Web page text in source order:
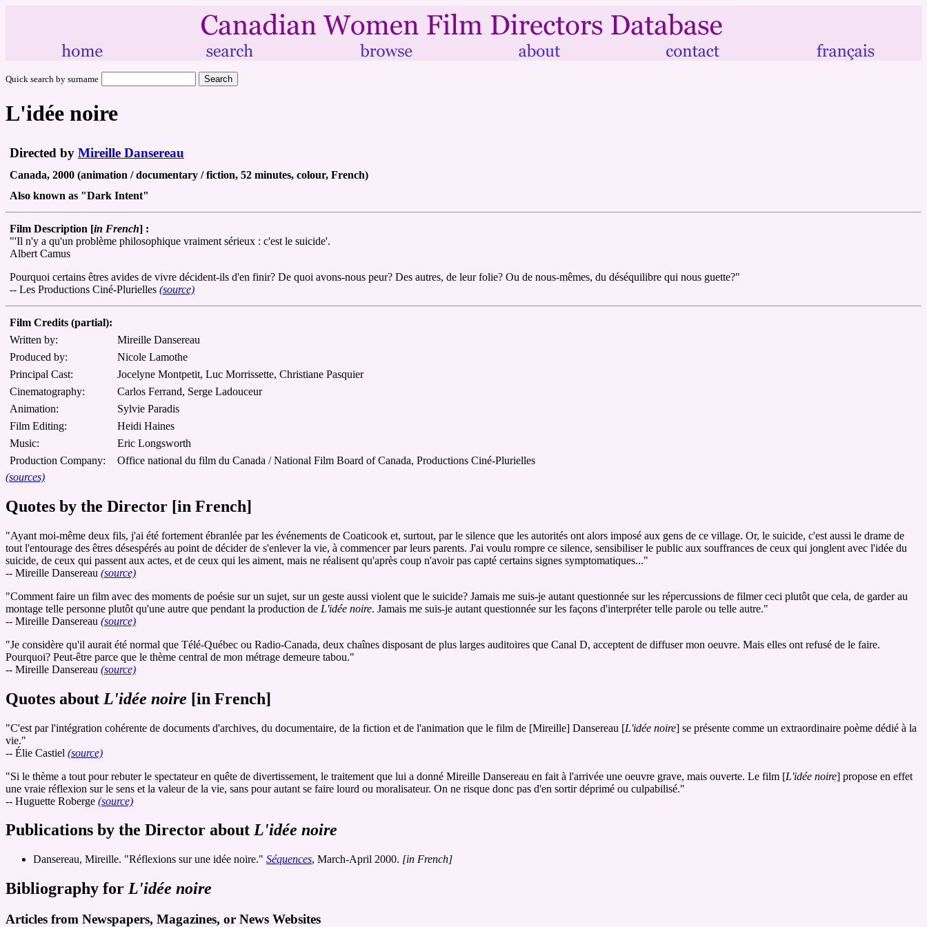
Quick search by surname
L'idée noire
Directed by Mireille Dansereau
Canada, 2000 (animation / documentary / fiction, 52 minutes, colour, French)
Also known as "Dark Intent"
Film Description [in French] :
"'Il n'y a qu'un problème philosophique vraiment sérieux : c'est le suicide'.
Albert Camus
Pourquoi certains êtres avides de vivre décident-ils d'en finir? De quoi avons-nous peur? Des autres, de leur folie? Ou de nous-mêmes, du déséquilibre qui nous guette?"
-- Les Productions Ciné-Plurielles (source)
Film Credits (partial):
Written by:
Mireille Dansereau
Produced by:
Nicole Lamothe
Principal Cast:
Jocelyne Montpetit, Luc Morrissette, Christiane Pasquier
Cinematography:
Carlos Ferrand, Serge Ladouceur
Animation:
Sylvie Paradis
Film Editing:
Heidi Haines
Music:
Eric Longsworth
Production Company:
Office national du film du Canada / National Film Board of Canada, Productions Ciné-Plurielles
(sources)
Quotes by the Director [in French]
"Ayant moi-même deux fils, j'ai été fortement ébranlée par les événements de Coaticook et, surtout, par le silence que les autorités ont alors imposé aux gens de ce village. Or, le suicide, c'est aussi le drame de
tout l'entourage des êtres désespérés au point de décider de s'enlever la vie, à commencer par leurs parents. J'ai voulu rompre ce silence, sensibiliser le public aux souffrances de ceux qui jonglent avec l'idée du
suicide, de ceux qui passent aux actes, et de ceux qui les aiment, mais ne réalisent qu'après coup n'avoir pas capté certains signes symptomatiques..."
-- Mireille Dansereau (source)
"Comment faire un film avec des moments de poésie sur un sujet, sur un geste aussi violent que le suicide? Jamais me suis-je autant questionnée sur les répercussions de filmer ceci plutôt que cela, de garder au
montage telle personne plutôt qu'une autre que pendant la production de L'idée noire. Jamais me suis-je autant questionnée sur les façons d'interpréter telle parole ou telle autre."
-- Mireille Dansereau (source)
"Je considère qu'il aurait été normal que Télé-Québec ou Radio-Canada, deux chaînes disposant de plus larges auditoires que Canal D, acceptent de diffuser mon oeuvre. Mais elles ont refusé de le faire.
Pourquoi? Peut-être parce que le thème central de mon métrage demeure tabou."
-- Mireille Dansereau (source)
Quotes about L'idée noire [in French]
"C'est par l'intégration cohérente de documents d'archives, du documentaire, de la fiction et de l'animation que le film de [Mireille] Dansereau [L'idée noire] se présente comme un extraordinaire poème dédié à la
vie."
-- Élie Castiel (source)
"Si le thème a tout pour rebuter le spectateur en quête de divertissement, le traitement que lui a donné Mireille Dansereau en fait à l'arrivée une oeuvre grave, mais ouverte. Le film [L'idée noire] propose en effet
une vraie réflexion sur le sens et la valeur de la vie, sans pour autant se faire lourd ou moralisateur. On ne risque donc pas d'en sortir déprimé ou culpabilisé."
-- Huguette Roberge (source)
Publications by the Director about L'idée noire
Dansereau, Mireille. "Réflexions sur une idée noire." Séquences, March-April 2000. [in French]
Bibliography for L'idée noire
Articles from Newspapers, Magazines, or News Websites